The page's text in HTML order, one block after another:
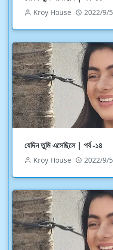
Kroy House 2022/9/5
যেদিন তুমি এসেছিলে | পর্ব -১৪
Kroy House 2022/9/5